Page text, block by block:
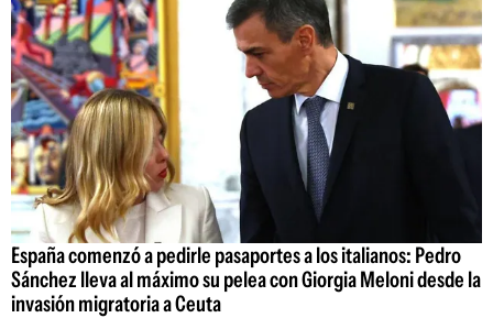
España comenzó a pedirle pasaportes a los italianos: Pedro
Sánchez lleva al máximo su pelea con Giorgia Meloni desde la
invasión migratoria a Ceuta